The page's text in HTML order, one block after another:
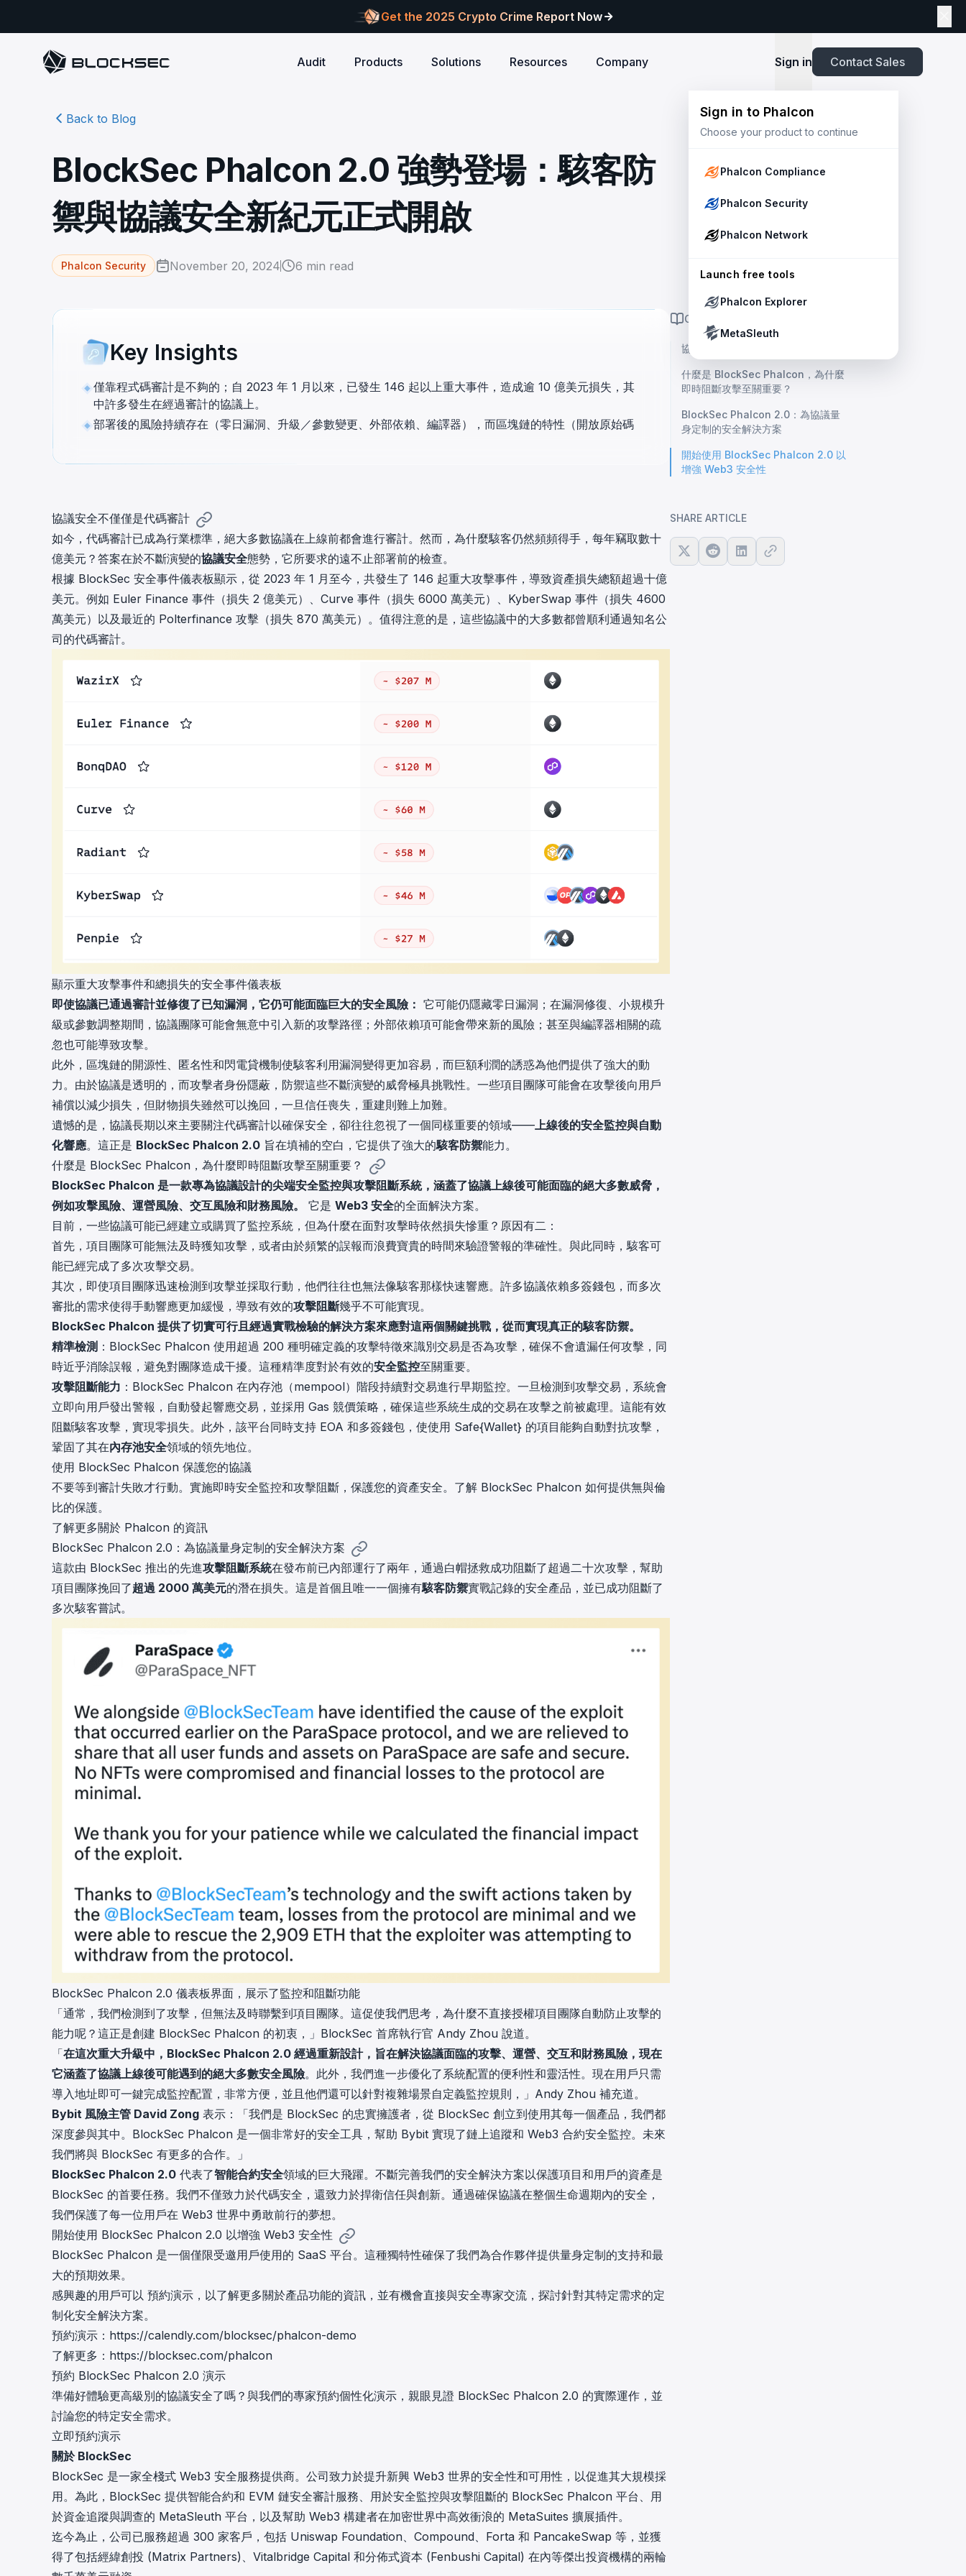
Get the 2025 Crypto Crime Report Now
Audit
robust, reliable, and meets top security
standards.
Infrastructure Audits
other infrastructure stack against
Products
Phalcon Security
Detect every threat, alert what
time.
Safe{Wallet} Monitor
ensure your Safe{Wallet}’s security.
Phalcon Explorer
Visualize, simulate, and debug on-
interface.
Phalcon Compliance Free Trial
Identify illicit activities, manage risks,
Phalcon Network
Monitor illicit fund inflows and receive
withdrawn.
screening APIs for crypto compliance.
Trace.ai
New
Trace stolen crypto with AI-powered
TOOLS
Enhance your blockchain explorer with
capabilities.
Simulation API
transaction.
USDT Freeze Checker
Tether’s blacklist in real time.
Solutions
real-time. Safeguard both user assets and your
reputation.
Identify illicit activities, manage risks, and ensure
AML/CFT compliance.
Protect your infrastructure before launch. Block
attacks at the source to shield your ecosystem and
reputation.
Stablecoin Issuer
Secure your contracts pre-launch and monitor
stability and regulatory trust.
Crypto Payment
Block illicit funds in real-time and meet global
Build Investor Trust and Secure Your Platform at
every layer: Audit your tokenization contracts,
Resources
security audits by Block Sec.
Comprehensive docs to help you build securely
with BlockSec
Security Incidents Library
Comprehensive docs to help you build securely
new.
Influential papers advancing blockchain security.
Playbook New
Whitepaper
Stablecoin Issuer Freeze Risk: A User-Centric
2025 Crypto Crime Report
Handbook
Crypto Payment Compliance Handbook
Company
Where cutting-edge research
meets real-world security.
partners shaping the Web3
security landscape.
Newsroom
news and featured stories.
Sign in
Sign in to Phalcon
Choose your product to continue
Phalcon Compliance
Phalcon Security
Phalcon Network
Launch free tools
Phalcon Explorer
MetaSleuth
Contact Sales
Back to Blog
BlockSec Phalcon 2.0 強勢登場：駭客防
禦與協議安全新紀元正式開啟
Phalcon Security November 20, 2024 6 min read
Key Insights
僅靠程式碼審計是不夠的；自 2023 年 1 月以來，已發生 146 起以上重大事件，造成逾 10 億美元損失，其
中許多發生在經過審計的協議上。
部署後的風險持續存在（零日漏洞、升級／參數變更、外部依賴、編譯器），而區塊鏈的特性（開放原始碼
協議安全不僅僅是代碼審計
如今，代碼審計已成為行業標準，絕大多數協議在上線前都會進行審計。然而，為什麼駭客仍然頻頻得手，每年竊取數十
億美元？答案在於不斷演變的協議安全態勢，它所要求的遠不止部署前的檢查。
根據 BlockSec 安全事件儀表板顯示，從 2023 年 1 月至今，共發生了 146 起重大攻擊事件，導致資產損失總額超過十億
美元。例如 Euler Finance 事件（損失 2 億美元）、Curve 事件（損失 6000 萬美元）、KyberSwap 事件（損失 4600
萬美元）以及最近的 Polterfinance 攻擊（損失 870 萬美元）。值得注意的是，這些協議中的大多數都曾順利通過知名公
司的代碼審計。
顯示重大攻擊事件和總損失的安全事件儀表板
即使協議已通過審計並修復了已知漏洞，它仍可能面臨巨大的安全風險： 它可能仍隱藏零日漏洞；在漏洞修復、小規模升
級或參數調整期間，協議團隊可能會無意中引入新的攻擊路徑；外部依賴項可能會帶來新的風險；甚至與編譯器相關的疏
忽也可能導致攻擊。
此外，區塊鏈的開源性、匿名性和閃電貸機制使駭客利用漏洞變得更加容易，而巨額利潤的誘惑為他們提供了強大的動
力。由於協議是透明的，而攻擊者身份隱蔽，防禦這些不斷演變的威脅極具挑戰性。一些項目團隊可能會在攻擊後向用戶
補償以減少損失，但財物損失雖然可以挽回，一旦信任喪失，重建則難上加難。
遺憾的是，協議長期以來主要關注代碼審計以確保安全，卻往往忽視了一個同樣重要的領域—— 上線後的安全監控與自動
化響應。這正是 BlockSec Phalcon 2.0 旨在填補的空白，它提供了強大的駭客防禦能力。
什麼是 BlockSec Phalcon，為什麼即時阻斷攻擊至關重要？
BlockSec Phalcon 是一款專為協議設計的尖端安全監控與攻擊阻斷系統，涵蓋了協議上線後可能面臨的絕大多數威脅，
例如攻擊風險、運營風險、交互風險和財務風險。
它是 Web3 安全的全面解決方案。
目前，一些協議可能已經建立或購買了監控系統，但為什麼在面對攻擊時依然損失慘重？原因有二：
首先，項目團隊可能無法及時獲知攻擊，或者由於頻繁的誤報而浪費寶貴的時間來驗證警報的準確性。與此同時，駭客可
能已經完成了多次攻擊交易。
其次，即使項目團隊迅速檢測到攻擊並採取行動，他們往往也無法像駭客那樣快速響應。許多協議依賴多簽錢包，而多次
審批的需求使得手動響應更加緩慢，導致有效的攻擊阻斷幾乎不可能實現。
BlockSec Phalcon 提供了切實可行且經過實戰檢驗的解決方案來應對這兩個關鍵挑戰，從而實現真正的駭客防禦。
精準檢測 ：BlockSec Phalcon 使用超過 200 種明確定義的攻擊特徵來識別交易是否為攻擊，確保不會遺漏任何攻擊，同
時近乎消除誤報，避免對團隊造成干擾。這種精準度對於有效的安全監控至關重要。
攻擊阻斷能力 ：BlockSec Phalcon 在內存池（mempool）階段持續對交易進行早期監控。一旦檢測到攻擊交易，系統會
立即向用戶發出警報，自動發起響應交易，並採用 Gas 競價策略，確保這些系統生成的交易在攻擊之前被處理。這能有效
阻斷駭客攻擊，實現零損失。此外，該平台同時支持 EOA 和多簽錢包，使使用 Safe{Wallet} 的項目能夠自動對抗攻擊，
鞏固了其在內存池安全領域的領先地位。
使用 BlockSec Phalcon 保護您的協議
不要等到審計失敗才行動。實施即時安全監控和攻擊阻斷，保護您的資產安全。了解 BlockSec Phalcon 如何提供無與倫
比的保護。
了解更多關於 Phalcon 的資訊
BlockSec Phalcon 2.0：為協議量身定制的安全解決方案
這款由 BlockSec 推出的先進攻擊阻斷系統在發布前已內部運行了兩年，通過白帽拯救成功阻斷了超過二十次攻擊，幫助
項目團隊挽回了超過 2000 萬美元的潛在損失。這是首個且唯一一個擁有駭客防禦實戰記錄的安全產品，並已成功阻斷了
多次駭客嘗試。
BlockSec Phalcon 2.0 儀表板界面，展示了監控和阻斷功能
「通常，我們檢測到了攻擊，但無法及時聯繫到項目團隊。這促使我們思考，為什麼不直接授權項目團隊自動防止攻擊的
能力呢？這正是創建 BlockSec Phalcon 的初衷，」BlockSec 首席執行官 Andy Zhou 說道。
「在這次重大升級中，BlockSec Phalcon 2.0 經過重新設計，旨在解決協議面臨的攻擊、運營、交互和財務風險，現在
它涵蓋了協議上線後可能遇到的絕大多數安全風險。此外，我們進一步優化了系統配置的便利性和靈活性。現在用戶只需
導入地址即可一鍵完成監控配置，非常方便，並且他們還可以針對複雜場景自定義監控規則，」Andy Zhou 補充道。
Bybit 風險主管 David Zong 表示：「我們是 BlockSec 的忠實擁護者，從 BlockSec 創立到使用其每一個產品，我們都
深度參與其中。BlockSec Phalcon 是一個非常好的安全工具，幫助 Bybit 實現了鏈上追蹤和 Web3 合約安全監控。未來
我們將與 BlockSec 有更多的合作。」
BlockSec Phalcon 2.0 代表了智能合約安全領域的巨大飛躍。不斷完善我們的安全解決方案以保護項目和用戶的資產是
BlockSec 的首要任務。我們不僅致力於代碼安全，還致力於捍衛信任與創新。通過確保協議在整個生命週期內的安全，
我們保護了每一位用戶在 Web3 世界中勇敢前行的夢想。
開始使用 BlockSec Phalcon 2.0 以增強 Web3 安全性
BlockSec Phalcon 是一個僅限受邀用戶使用的 SaaS 平台。這種獨特性確保了我們為合作夥伴提供量身定制的支持和最
大的預期效果。
感興趣的用戶可以 預約演示 ，以了解更多關於產品功能的資訊，並有機會直接與安全專家交流，探討針對其特定需求的定
制化安全解決方案。
預約演示： https://calendly.com/blocksec/phalcon-demo
了解更多： https://blocksec.com/phalcon
預約 BlockSec Phalcon 2.0 演示
準備好體驗更高級別的協議安全了嗎？與我們的專家預約個性化演示，親眼見證 BlockSec Phalcon 2.0 的實際運作，並
討論您的特定安全需求。
立即預約演示
關於 BlockSec
BlockSec 是一家全棧式 Web3 安全服務提供商。公司致力於提升新興 Web3 世界的安全性和可用性，以促進其大規模採
用。為此，BlockSec 提供智能合約和 EVM 鏈安全審計服務、用於安全監控與攻擊阻斷的 BlockSec Phalcon 平台、用
於資金追蹤與調查的 MetaSleuth 平台 ，以及幫助 Web3 構建者在加密世界中高效衝浪的 MetaSuites 擴展插件。
迄今為止，公司已服務超過 300 家客戶，包括 Uniswap Foundation、Compound、Forta 和 PancakeSwap 等，並獲
得了包括經緯創投 (Matrix Partners)、Vitalbridge Capital 和分佈式資本 (Fenbushi Capital) 在內等傑出投資機構的兩輪
ON THIS PAGE
協議安全不僅僅是代碼審計
什麼是 BlockSec Phalcon，為什麼
即時阻斷攻擊至關重要？
BlockSec Phalcon 2.0：為協議量
身定制的安全解決方案
開始使用 BlockSec Phalcon 2.0 以
增強 Web3 安全性
SHARE ARTICLE